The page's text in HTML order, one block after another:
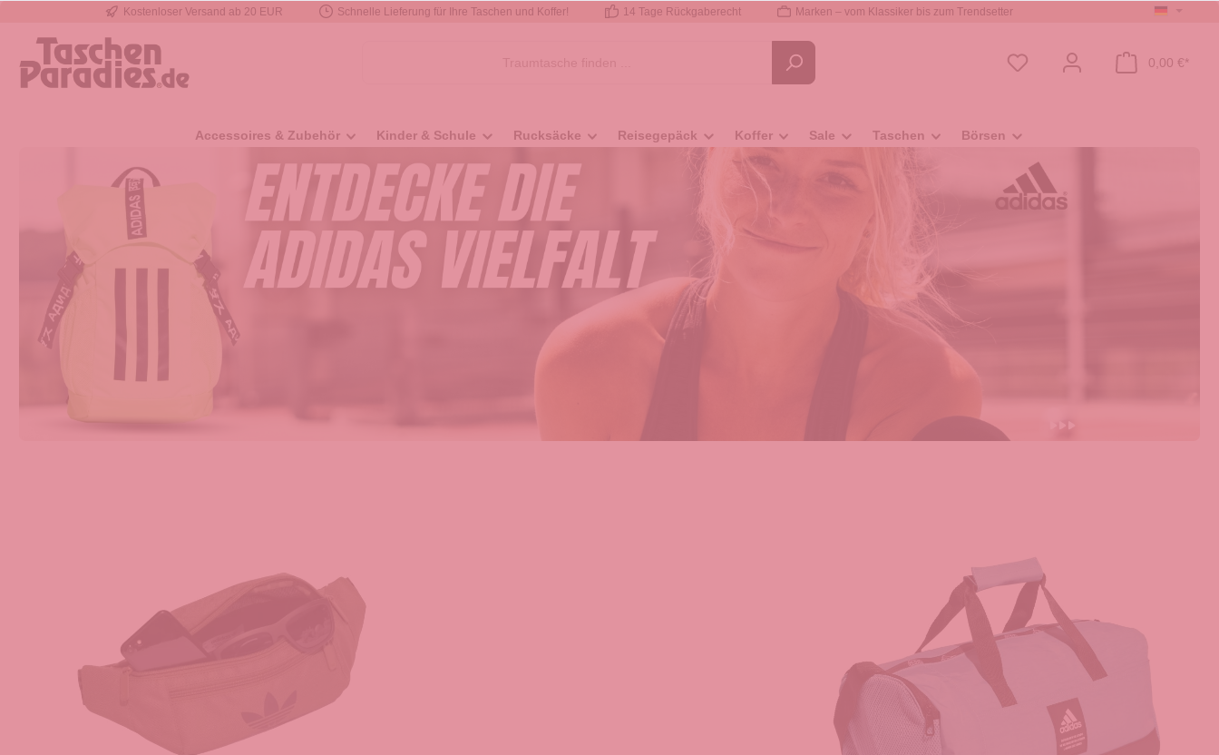
Zur Hauptnavigation springen
Kostenloser Versand ab 20 EUR Schnelle Lieferung für Ihre Taschen und Koffer! 14 Tage Rückgaberecht Marken – vom Klassiker bis zum Trendsetter
0,00 €*
Accessoires & Zubehör Kinder & Schule Rucksäcke Reisegepäck Koffer Sale Taschen Börsen